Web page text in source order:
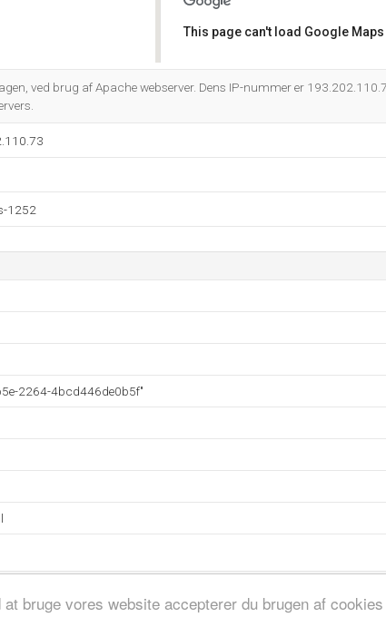
bruge vores website accepterer du brugen af
This page can't load Google
ved brug af Apache webserver. Dens IP-nummer er
1252
2264-4bcd446de0b5f"